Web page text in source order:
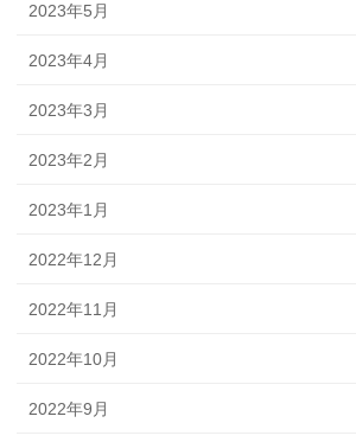
2023年5月
2023年4月
2023年3月
2023年2月
2023年1月
2022年12月
2022年11月
2022年10月
2022年9月